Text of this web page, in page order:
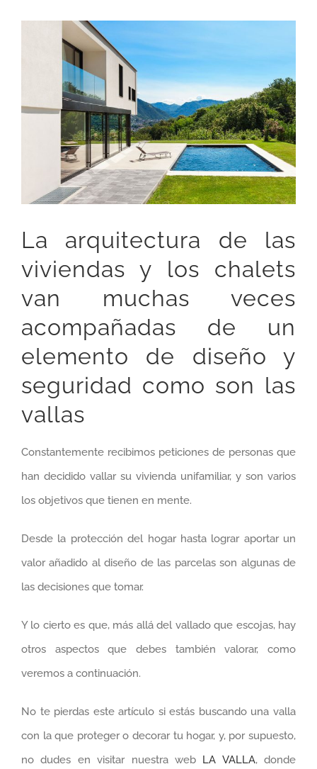
La arquitectura de las
viviendas y los chalets
van muchas veces
acompañadas de un
elemento de diseño y
seguridad como son las
vallas
Constantemente recibimos peticiones de personas que
han decidido vallar su vivienda unifamiliar, y son varios
los objetivos que tienen en mente.
Desde la protección del hogar hasta lograr aportar un
valor añadido al diseño de las parcelas son algunas de
las decisiones que tomar.
Y lo cierto es que, más allá del vallado que escojas, hay
otros aspectos que debes también valorar, como
veremos a continuación.
No te pierdas este artículo si estás buscando una valla
con la que proteger o decorar tu hogar, y, por supuesto,
no dudes en visitar nuestra web LA VALLA, donde